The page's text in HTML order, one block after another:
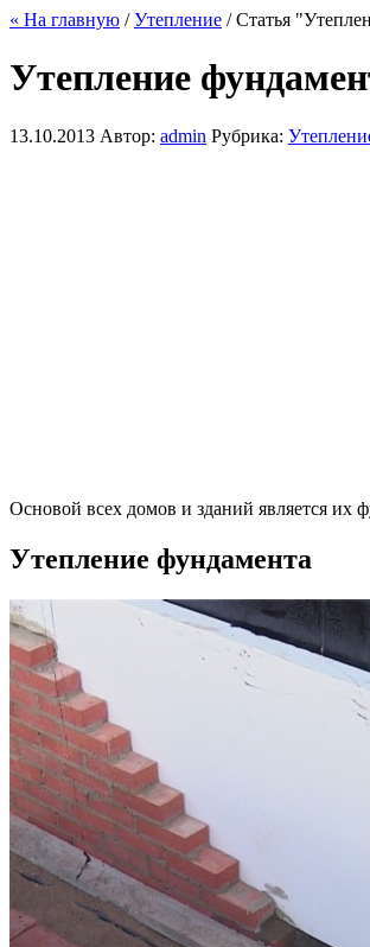
« На главную /Утепление / Статья
Утепление
13.10.2013 Автор: admin Рубрика:
Основой всех домов и зданий является их
Утепление фундамента